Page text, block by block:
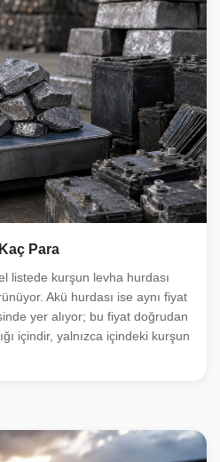
Para
listede kurşun levha hurdası
Akü hurdası ise aynı fiyat
yer alıyor; bu fiyat doğrudan
içindir, yalnızca içindeki kurşun